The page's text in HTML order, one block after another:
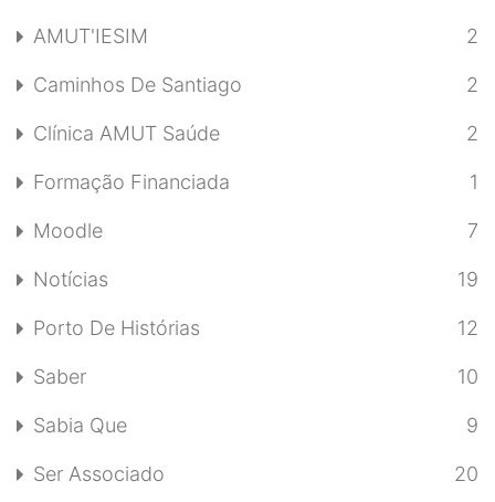
AMUT'IESIM 2
Caminhos De Santiago 2
Clínica AMUT Saúde 2
Formação Financiada 1
Moodle 7
Notícias 19
Porto De Histórias 12
Saber 10
Sabia Que 9
Ser Associado 20